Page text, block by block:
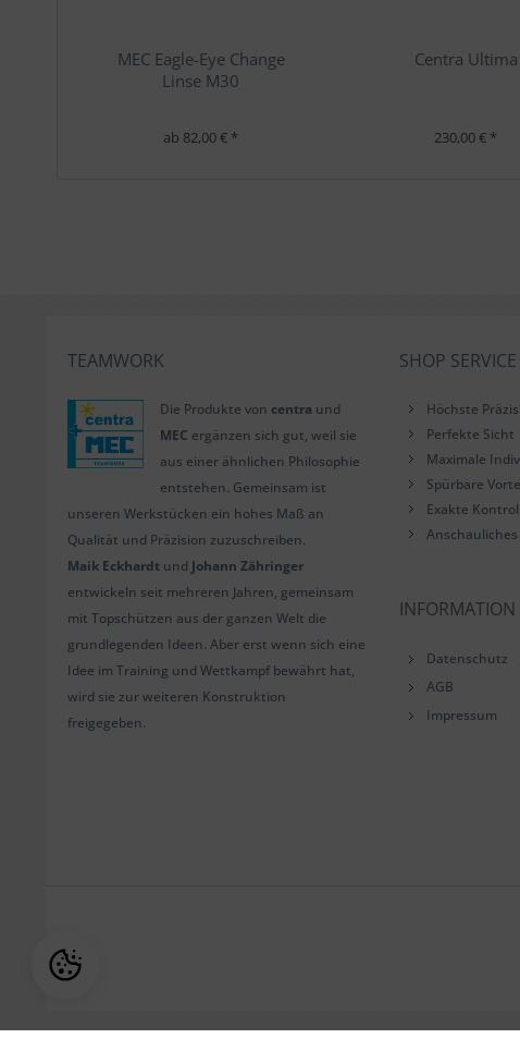
MEC Eagle-Eye Change
Linse M30
ab 82,00 € *
Centra Ultima
230,00 € *
TEAMWORK
Die Produkte von centra und
MEC ergänzen sich gut, weil sie
aus einer ähnlichen Philosophie
entstehen. Gemeinsam ist
unseren Werkstücken ein hohes Maß an
Qualität und Präzision zuzuschreiben.
Maik Eckhardt und Johann Zähringer
entwickeln seit mehreren Jahren, gemeinsam
mit Topschützen aus der ganzen Welt die
grundlegenden Ideen. Aber erst wenn sich eine
Idee im Training und Wettkampf bewährt hat,
wird sie zur weiteren Konstruktion
freigegeben.
SHOP SERVICE
Höchste
Perfekte Sicht
Maximale
Spürbare
Exakte
INFORMATION
Datenschutz
AGB
Impressum